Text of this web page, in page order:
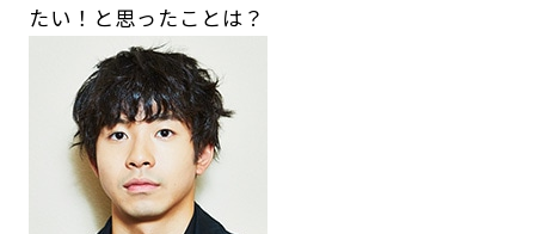
たい！と思ったことは？